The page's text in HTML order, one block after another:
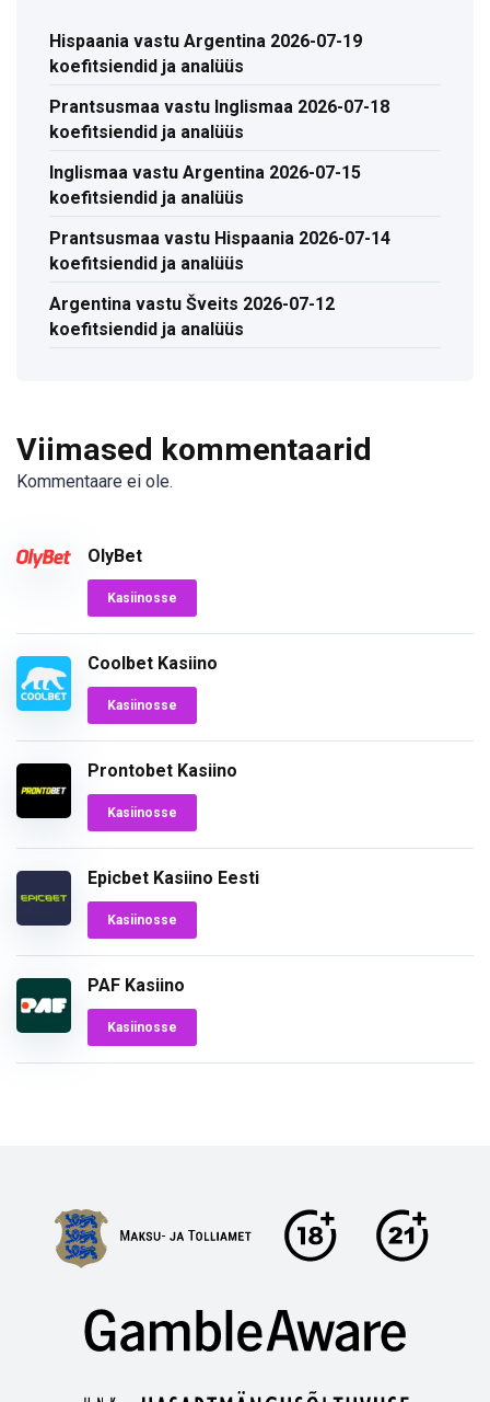
Hispaania vastu Argentina 2026-07-19
koefitsiendid ja analüüs
Prantsusmaa vastu Inglismaa 2026-07-18
koefitsiendid ja analüüs
Inglismaa vastu Argentina 2026-07-15
koefitsiendid ja analüüs
Prantsusmaa vastu Hispaania 2026-07-14
koefitsiendid ja analüüs
Argentina vastu Šveits 2026-07-12
koefitsiendid ja analüüs
Viimased kommentaarid
Kommentaare ei ole.
OlyBet
Kasiinosse
Coolbet Kasiino
Kasiinosse
Prontobet Kasiino
Kasiinosse
Epicbet Kasiino Eesti
Kasiinosse
PAF Kasiino
Kasiinosse